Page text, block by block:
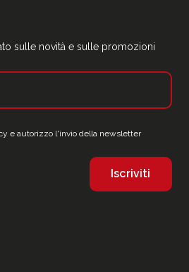
sulle novità e sulle promozioni
e autorizzo l'invio della newsletter